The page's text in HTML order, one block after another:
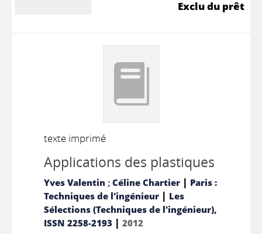
Exclu du prêt
texte imprimé
Applications des plastiques
Yves Valentin ; Céline Chartier | Paris :
Techniques de l'ingénieur| Les
Sélections (Techniques de l'ingénieur),
ISSN 2258-2193| 2012